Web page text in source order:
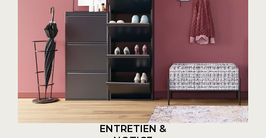
ENTRETIEN &